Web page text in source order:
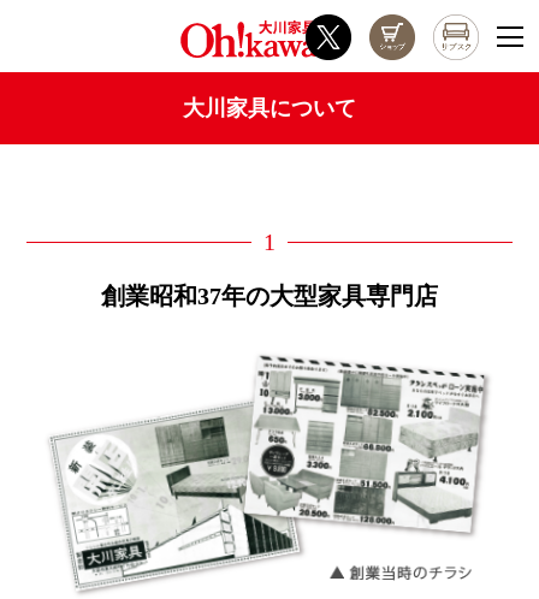
大川家具について
1
創業昭和37年の大型家具専門店